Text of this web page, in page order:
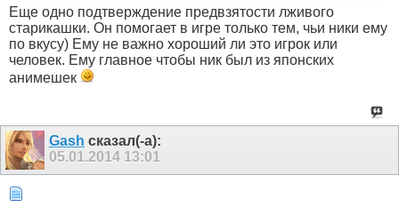
Еще одно подтверждение предвзятости лживого
старикашки. Он помогает в игре только тем, чьи ники ему
по вкусу) Ему не важно хороший ли это игрок или
человек. Ему главное чтобы ник был из японских
анимешек
Gash сказал(-а):
05.01.2014 13:01